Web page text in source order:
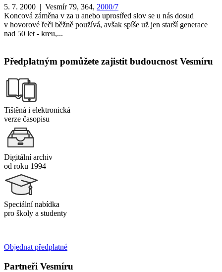
5. 7. 2000 | Vesmír 79, 364, 2000/7
Koncová záměna v za u anebo uprostřed slov se u nás dosud
v hovorové řeči běžně používá, avšak spíše už jen starší generace
nad 50 let - kreu,...
Předplatným pomůžete zajistit budoucnost Vesmíru
Tištěná i elektronická
verze časopisu
Digitální archiv
od roku 1994
Speciální nabídka
pro školy a studenty
Objednat předplatné
Partneři Vesmíru